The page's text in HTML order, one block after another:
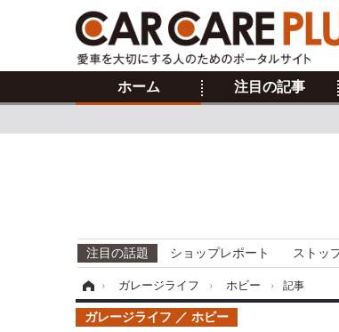
ホーム 注目の記事
注目の話題 ショップレポート ストッ
› ガレージライフ › ホビー › 記事
ガレージライフ ホビー